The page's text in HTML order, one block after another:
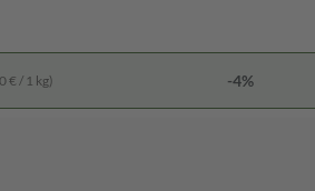
€ / 1 kg) -4%